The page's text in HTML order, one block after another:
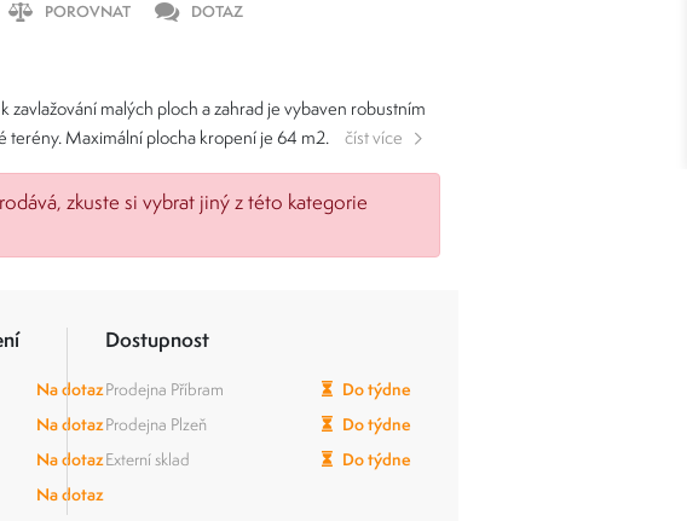
POROVNAT DOTAZ
zavlažování malých ploch a zahrad je vybaven robustním
terény. Maximální plocha kropení je 64 m2.
číst více
zkuste si vybrat jiný z této kategorie
Na dotaz
Na dotaz
Na dotaz
Na dotaz
Dostupnost
Prodejna Příbram
Do týdne
Prodejna Plzeň
Do týdne
Externí sklad
Do týdne